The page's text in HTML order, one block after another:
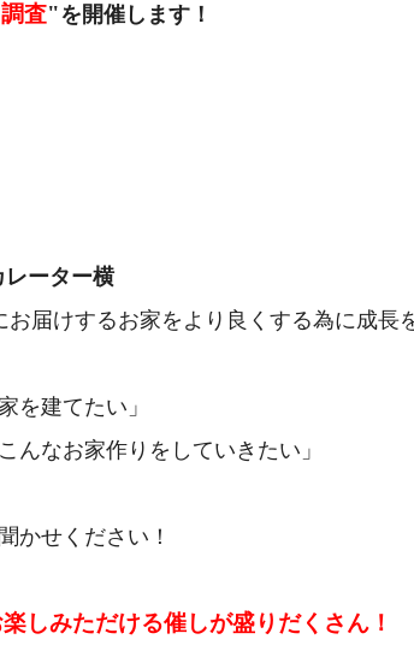
査"を開催します！
レーター横
お届けするお家をより良くする為に成長
を建てたい」
んなお家作りをしていきたい」
かせください！
しみただける催しが盛りだくさん！